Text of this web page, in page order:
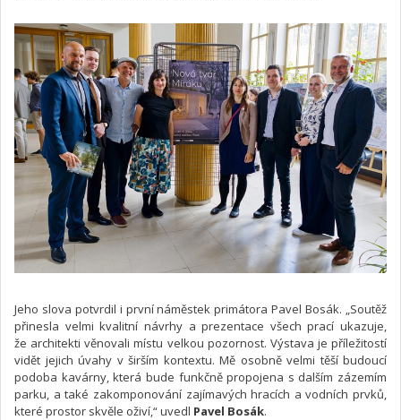
Jeho slova potvrdil i první náměstek primátora Pavel Bosák. „Soutěž
přinesla velmi kvalitní návrhy a prezentace všech prací ukazuje,
že architekti věnovali místu velkou pozornost. Výstava je příležitostí
vidět jejich úvahy v širším kontextu. Mě osobně velmi těší budoucí
podoba kavárny, která bude funkčně propojena s dalším zázemím
parku, a také zakomponování zajímavých hracích a vodních prvků,
které prostor skvěle oživí,“ uvedl Pavel Bosák.